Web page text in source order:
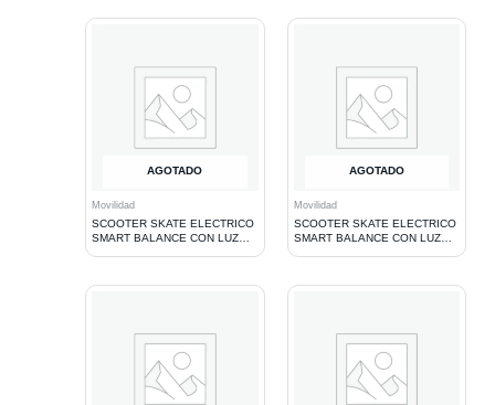
AGOTADO
Movilidad
SCOOTER SKATE ELECTRICO
SMART BALANCE CON LUZ
AGOTADO
Movilidad
SCOOTER SKATE ELECTRICO
SMART BALANCE CON LUZ